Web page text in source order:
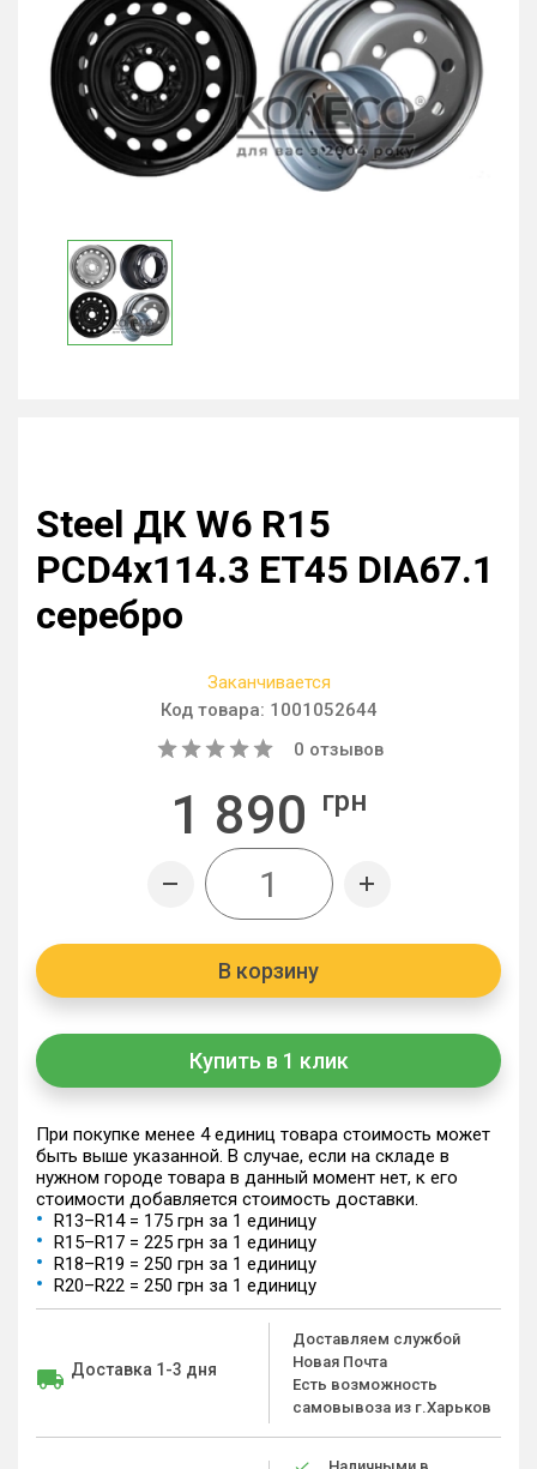
Steel ДК W6 R15
PCD4x114.3 ET45 DIA67.1
серебро
Заканчивается
Код товара: 1001052644
0 отзывов
1 890 грн
В корзину
Купить в 1 клик
При покупке менее 4 единиц товара стоимость может
быть выше указанной. В случае, если на складе в
нужном городе товара в данный момент нет, к его
стоимости добавляется стоимость доставки.
R13–R14 = 175 грн за 1 единицу
R15–R17 = 225 грн за 1 единицу
R18–R19 = 250 грн за 1 единицу
R20–R22 = 250 грн за 1 единицу
Доставка 1-3 дня
Доставляем службой
Новая Почта
Есть возможность
самовывоза из г.Харьков